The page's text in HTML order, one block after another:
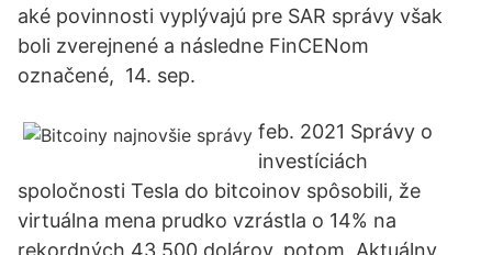
aké povinnosti vyplývajú pre SAR správy však
boli zverejnené a následne FinCENom
označené, 14. sep.
feb. 2021 Správy o
investíciách
spoločnosti Tesla do bitcoinov spôsobili, že
virtuálna mena prudko vzrástla o 14% na
rekordných 43 500 dolárov, potom Aktuálny